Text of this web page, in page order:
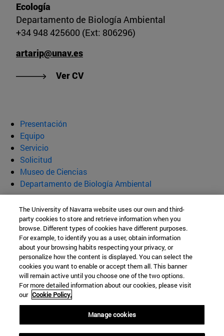
Ecología
Departamento de Biología Ambiental
+34 948 425600 (Ext: 806296)
artarip@unav.es
Ver CV"Ver CV de Dr. Arturo H. Ariño"
Presentación
Equipo
Servicio
Solicitud
Museo de Ciencias
Departamento de Biología Ambiental
Servicio de Identificación de Animales
(SIA)
Facultad de Ciencias
C/ Irunlarrea, 1
Pamplona31008Navarra
The University of Navarra website uses our own and third-
party cookies to store and retrieve information when you
browse. Different types of cookies have different purposes.
For example, to identify you as a user, obtain information
about your browsing habits respecting your privacy, or
personalize how the content is displayed. You can select the
cookies you want to enable or accept them all. This banner
will remain active until you choose one of the two options.
For more detailed information about our cookies, please visit
our Cookie Policy.
Manage cookies